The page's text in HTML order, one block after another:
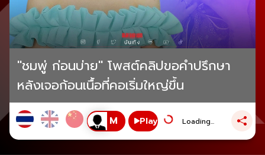
"ชมพู่ ก่อนบ่าย" โพสต์คลิปขอคำปรึกษา
หลังเจอก้อนเนื้อที่คอเริ่มใหญ่ขึ้น
Play Loading...